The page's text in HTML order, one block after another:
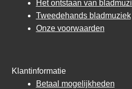
Het ontstaan van
Tweedehands bladmuziek
Onze voorwaarden
Klantinformatie
Betaal mogelijkheden